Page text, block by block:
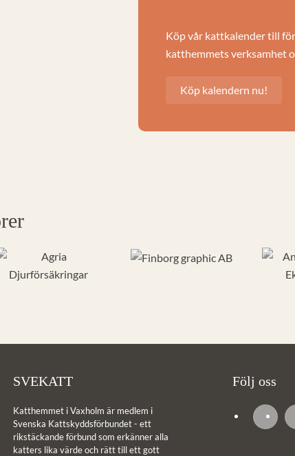
Köp vår kattkalender till
katthemmets verksamhet
Köp kalendern nu!
SVEKATT
Katthemmet i Vaxholm är medlem i
Svenska Kattskyddsförbundet - ett
rikstäckande förbund som erkänner alla
katters lika värde och rätt till ett gott
Följ oss